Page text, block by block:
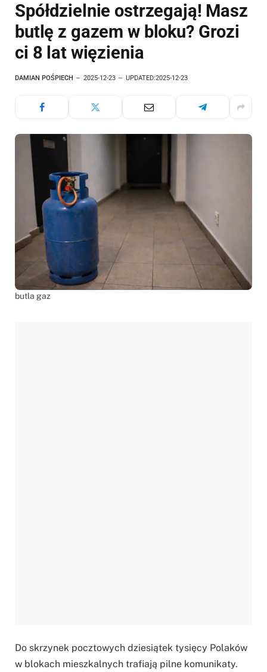
Spółdzielnie ostrzegają! Masz
butlę z gazem w bloku? Grozi
ci 8 lat więzienia
DAMIAN POŚPIECH 2025-12-23 UPDATED:2025-12-23
butla gaz
Do skrzynek pocztowych dziesiątek tysięcy Polaków
w blokach mieszkalnych trafiają pilne komunikaty.